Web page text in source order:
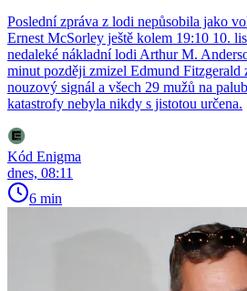
Poslední zpráva z lodi nepůsobila jako
Ernest McSorley ještě kolem 19:10 10.
nedaleké nákladní lodi Arthur M.
minut později zmizel Edmund Fitzgerald
nouzový signál a všech 29 mužů na
katastrofy nebyla nikdy s jistotou určena.
Kód Enigma
dnes, 08:11
6 min